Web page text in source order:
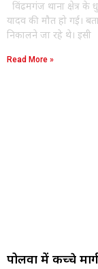
विंढमगंज थाना क्षेत्र के
यादव की मौत हो गई।
निकालने जा रहे थे। इसी
Read More »
पोलवा में कच्चे